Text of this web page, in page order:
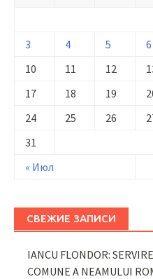
« Июл
3
4 5 6
10
11 12
17
18 19
24
25 26
31
СВЕЖИЕ ЗАПИСИ
IANCU FLONDOR:
COMUNE A NEAMULUI